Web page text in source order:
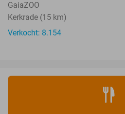
GaiaZOO
Kerkrade (15 km)
Verkocht: 8.154